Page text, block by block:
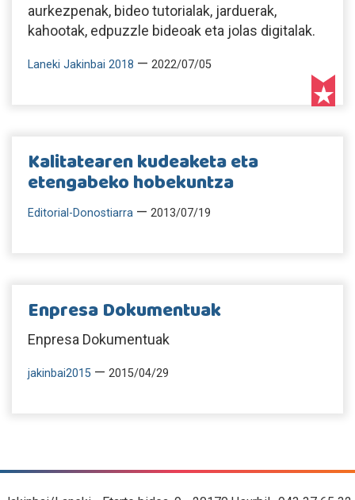
aurkezpenak, bideo tutorialak, jarduerak,
kahootak, edpuzzle bideoak eta jolas digitalak.
Laneki Jakinbai 2018 — 2022/07/05
Kalitatearen kudeaketa eta
etengabeko hobekuntza
Editorial-Donostiarra — 2013/07/19
Enpresa Dokumentuak
Enpresa Dokumentuak
jakinbai2015 — 2015/04/29